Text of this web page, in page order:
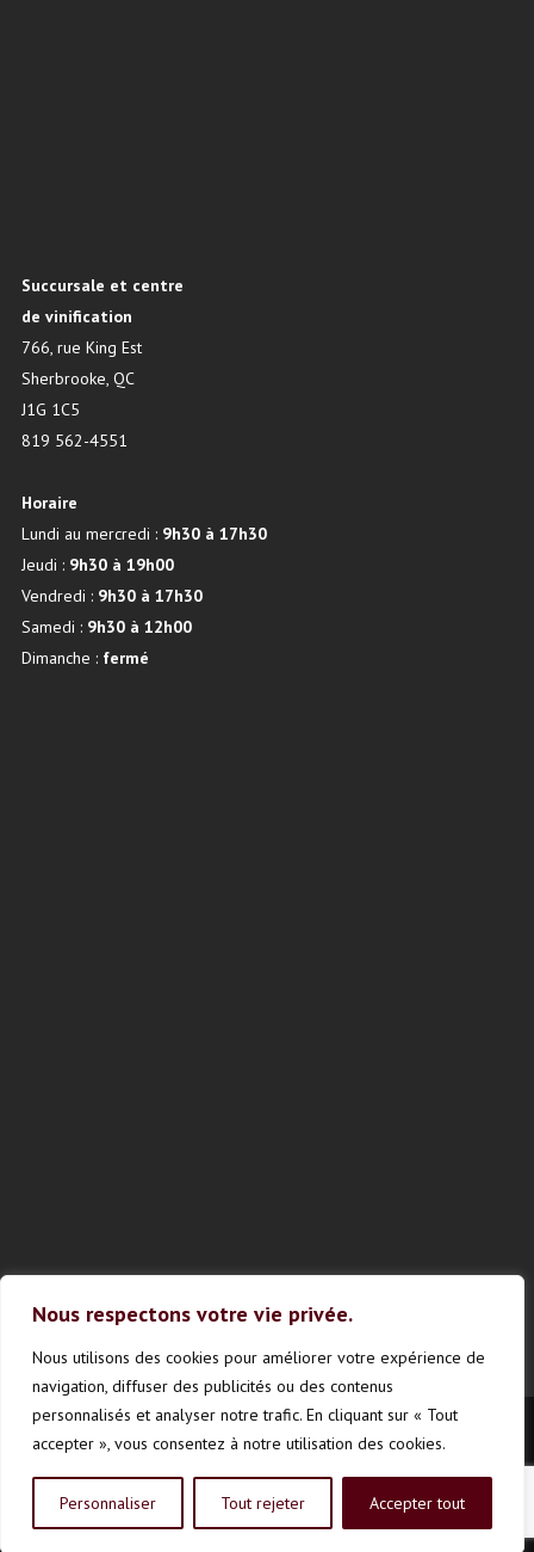
Nous respectons votre vie privée.
Nous utilisons des cookies pour améliorer votre expérience de
navigation, diffuser des publicités ou des contenus
personnalisés et analyser notre trafic. En cliquant sur « Tout
accepter », vous consentez à notre utilisation des cookies.
Personnaliser Tout rejeter Accepter tout
Succursale et centre
de vinification
766, rue King Est
Sherbrooke, QC
J1G 1C5
819 562-4551
Horaire
Lundi au mercredi : 9h30 à 17h30
Jeudi : 9h30 à 19h00
Vendredi : 9h30 à 17h30
Samedi : 9h30 à 12h00
Dimanche : fermé
Vinestrie © Touts droits réservés